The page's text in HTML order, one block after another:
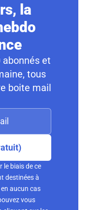
la
abonnés et
tous
boite mail
le biais de ce
destinées à
aucun cas
vous